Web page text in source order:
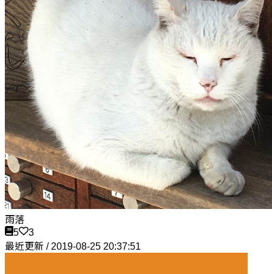
雨落
5
3
最近更新 / 2019-08-25 20:37:51